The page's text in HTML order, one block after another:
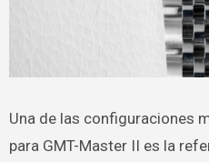
Una de las configuraciones
para GMT-Master II es la